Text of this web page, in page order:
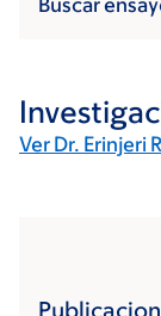
Buscar
Ver Dr. Erinjeri